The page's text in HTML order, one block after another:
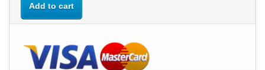
Add to cart